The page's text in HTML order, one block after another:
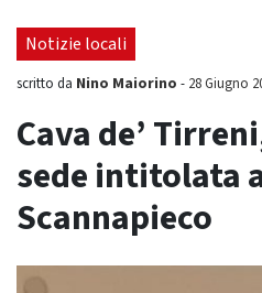
Notizie locali
scritto da Nino Maiorino - 28 Giugno
Cava de’
sede intitolata
Scannapieco